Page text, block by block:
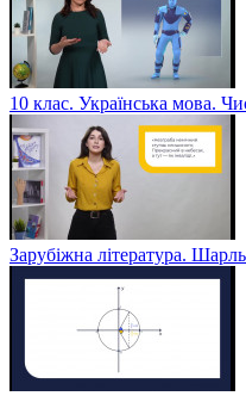
10 клас. Українська мова.
Зарубіжна література.